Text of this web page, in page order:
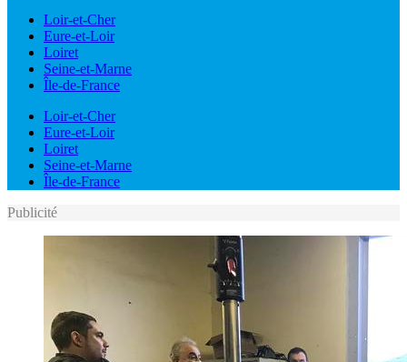
Loir-et-Cher
Eure-et-Loir
Loiret
Seine-et-Marne
Île-de-France
Loir-et-Cher
Eure-et-Loir
Loiret
Seine-et-Marne
Île-de-France
Publicité